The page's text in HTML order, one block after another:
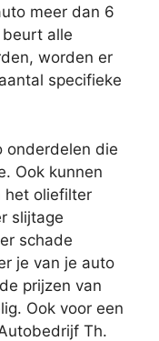
meer dan 6
alle
worden er
specifieke
onderdelen die
Ook kunnen
het oliefilter
slijtage
schade
je van je auto
prijzen van
Ook voor een
Th.